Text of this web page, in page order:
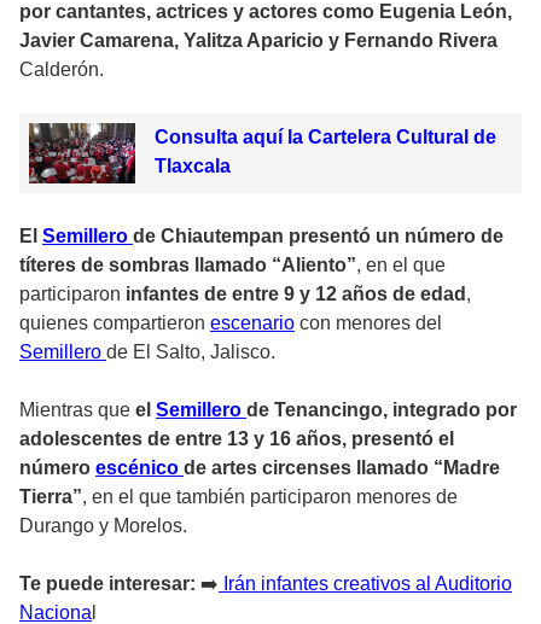
por cantantes, actrices y actores como Eugenia León,
Javier Camarena, Yalitza Aparicio y Fernando Rivera
Calderón.
Consulta aquí la Cartelera Cultural de
Tlaxcala
El Semillero de Chiautempan presentó un número de
títeres de sombras llamado “Aliento”, en el que
participaron infantes de entre 9 y 12 años de edad ,
quienes compartieron escenario con menores del
Semillero de El Salto, Jalisco.
Mientras que el Semillero de Tenancingo, integrado por
adolescentes de entre 13 y 16 años, presentó el
número escénico de artes circenses llamado “Madre
Tierra”, en el que también participaron menores de
Durango y Morelos.
Te puede interesar: ➡️ Irán infantes creativos al Auditorio
Naciona